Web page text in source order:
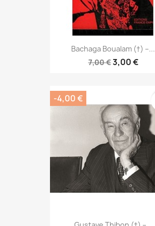
Bachaga Boualam (†) –...
7,00 €3,00 €
-4,00 €